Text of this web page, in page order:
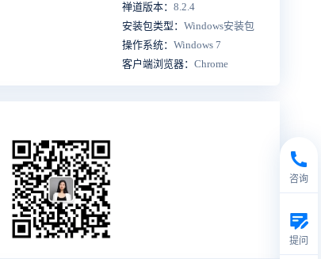
禅道版本： 8.2.4
安装包类型： Windows安装包
操作系统： Windows 7
客户端浏览器： Chrome
咨询
提问